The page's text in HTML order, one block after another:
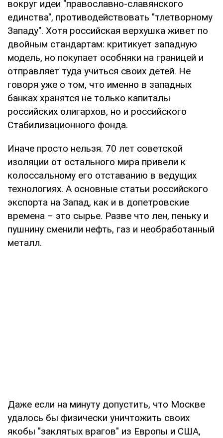
вокруг идеи "православно-славянского
единства", противодействовать "тлетворному
Западу". Хотя российская верхушка живет по
двойным стандартам: критикует западную
модель, но покупает особняки на границей и
отправляет туда учиться своих детей. Не
говоря уже о том, что именно в западных
банках хранятся не только капиталы
российских олигархов, но и российского
Стабилизационного фонда.
Иначе просто нельзя. 70 лет советской
изоляции от остального мира привели к
колоссальному его отставанию в ведущих
технологиях. А основные статьи российского
экспорта на Запад, как и в допетровские
времена – это сырье. Разве что лен, пеньку и
пушнину сменили нефть, газ и необработанный
металл.
Даже если на минуту допустить, что Москве
удалось бы физически уничтожить своих
якобы "заклятых врагов" из Европы и США,